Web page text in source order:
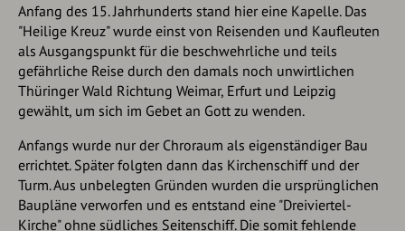
Anfang des 15. Jahrhunderts stand hier eine Kapelle. Das
"Heilige Kreuz" wurde einst von Reisenden und Kaufleuten
als Ausgangspunkt für die beschwehrliche und teils
gefährliche Reise durch den damals noch unwirtlichen
Thüringer Wald Richtung Weimar, Erfurt und Leipzig
gewählt, um sich im Gebet an Gott zu wenden.
Anfangs wurde nur der Chroraum als eigenständiger Bau
errichtet. Später folgten dann das Kirchenschiff und der
Turm. Aus unbelegten Gründen wurden die ursprünglichen
Baupläne verworfen und es entstand eine "Dreiviertel-
Kirche" ohne südliches Seitenschiff. Die somit fehlende